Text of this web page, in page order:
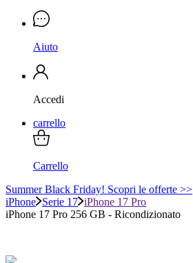
Aiuto
Accedi
carrello
Carrello
Summer Black Friday! Scopri le offerte >>
iPhone Serie 17 iPhone 17 Pro
iPhone 17 Pro 256 GB - Ricondizionato